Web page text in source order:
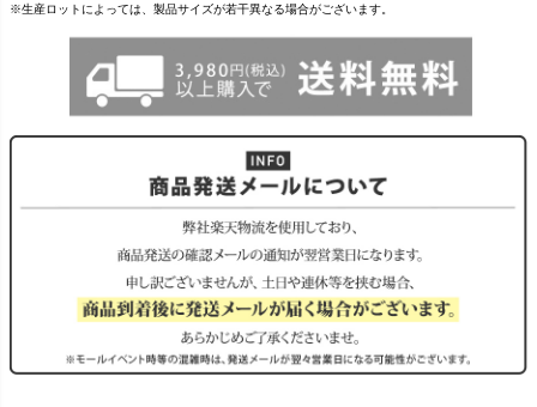
※生産ロットによっては、製品サイズが若干異なる場合がございます。